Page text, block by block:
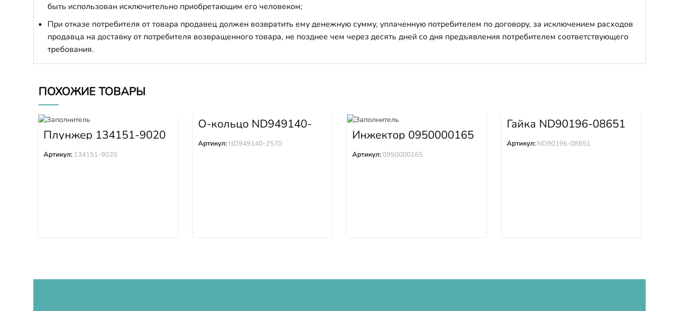
быть использован исключительно приобретающим его человеком;
При отказе потребителя от товара продавец должен возвратить ему денежную сумму, уплаченную потребителем по договору, за исключением расходов
продавца на доставку от потребителя возвращенного товара, не позднее чем через десять дней со дня предъявления потребителем соответствующего
требования.
ПОХОЖИЕ ТОВАРЫ
Плунжер 134151-9020
Артикул: 134151-9020
О-кольцо ND949140-
2570
Артикул: ND949140-2570
Инжектор 0950000165
Артикул:0950000165
Гайка ND90196-08651
Артикул: ND90196-08651